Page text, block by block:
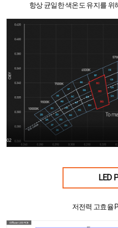
항상 균일한 색온도 유지를 위
LED
저전력 고효율